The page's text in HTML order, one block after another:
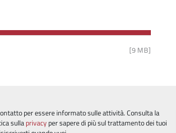
[9 MB]
per essere informato sulle attività. Consulta la
sullaprivacyper sapere di più sul trattamento dei tuoi